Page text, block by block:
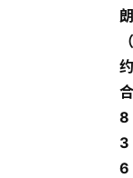
朗
（
约
合
8
3
6